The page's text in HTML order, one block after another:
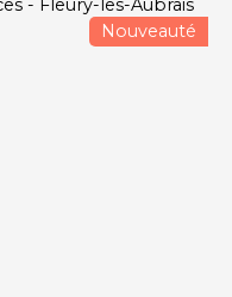
Nouveauté